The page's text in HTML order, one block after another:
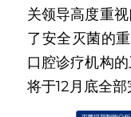
关领导高度重
了安全灭菌的
口腔诊疗机构
将于12月底全部